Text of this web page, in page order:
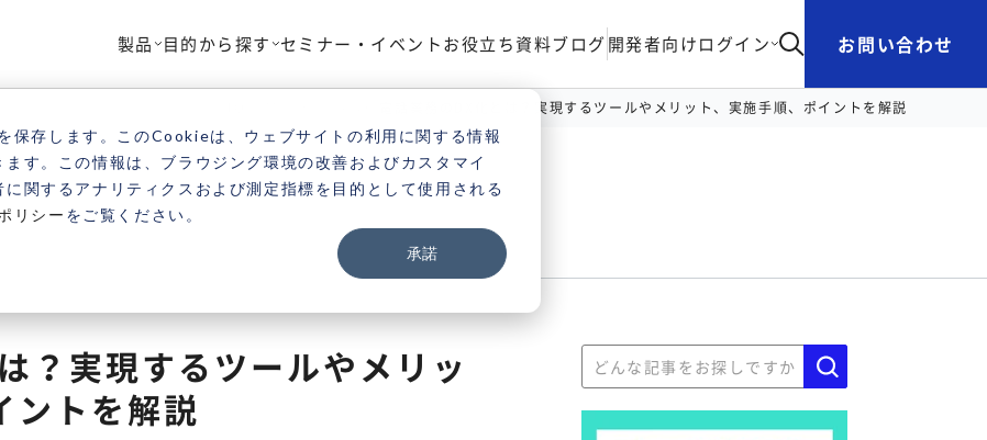
存します。このCookieは、ウェブサイトの利用に関する情報
す。この情報は、ブラウジング環境の改善およびカスタマイ
関するアナリティクスおよび測定指標を目的として使用される
リシー をご覧ください。
承諾
製品 目的から探す セミナー・イベントお役立ち資料ブログ開発者向けログイン お問い合わせ
電話業務のDX化とは？実現するツールやメリット、実施手順、ポイントを解説
？実現するツールやメリッ
ントを解説